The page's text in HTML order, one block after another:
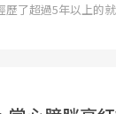
歷了超過5年以上的
心議